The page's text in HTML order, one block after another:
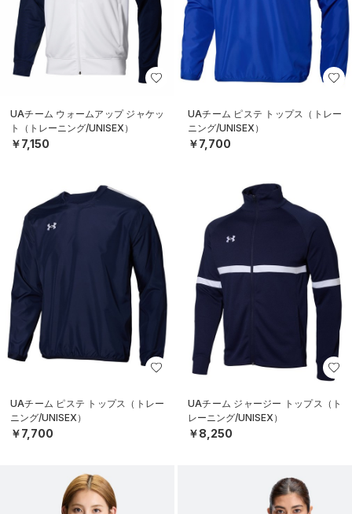
UAチーム ウォームアップ ジャケッ
ト（トレーニング/UNISEX）
￥7,150
UAチーム ピステ トップス（トレー
ニング/UNISEX）
￥7,700
UAチーム ピステ トップス（トレー
ニング/UNISEX）
￥7,700
UAチーム ジャージー トップス（ト
レーニング/UNISEX）
￥8,250